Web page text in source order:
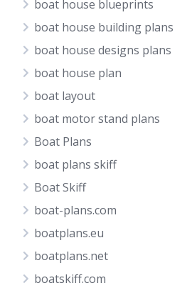
boat house blueprints
boat house building plans
boat house designs plans
boat house plan
boat layout
boat motor stand plans
Boat Plans
boat plans skiff
Boat Skiff
boat-plans.com
boatplans.eu
boatplans.net
boatskiff.com